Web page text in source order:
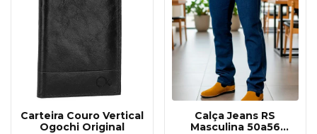
Carteira Couro Vertical
Ogochi Original
Calça Jeans RS
Masculina 50a56